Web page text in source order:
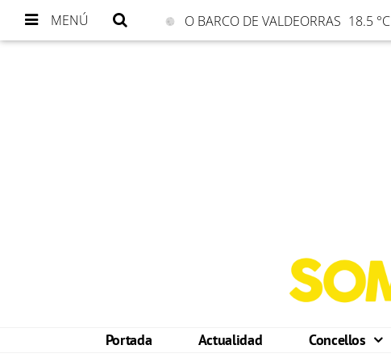
MENÚ O BARCO DE VALDEORRAS 18.5 °C
Portada Actualidad Concellos